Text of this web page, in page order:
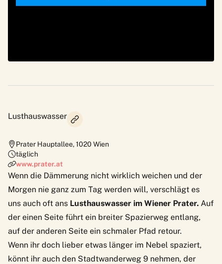
Lusthauswasser
Prater Hauptallee,1020 Wien
täglich
www.prater.at
Wenn die Dämmerung nicht wirklich weichen und der
Morgen nie ganz zum Tag werden will, verschlägt es
uns auch oft ans Lusthauswasser im Wiener Prater. Auf
der einen Seite führt ein breiter Spazierweg entlang,
auf der anderen Seite ein schmaler Pfad retour.
Wenn ihr doch lieber etwas länger im Nebel spaziert,
könnt ihr auch den Stadtwanderweg 9 nehmen, der